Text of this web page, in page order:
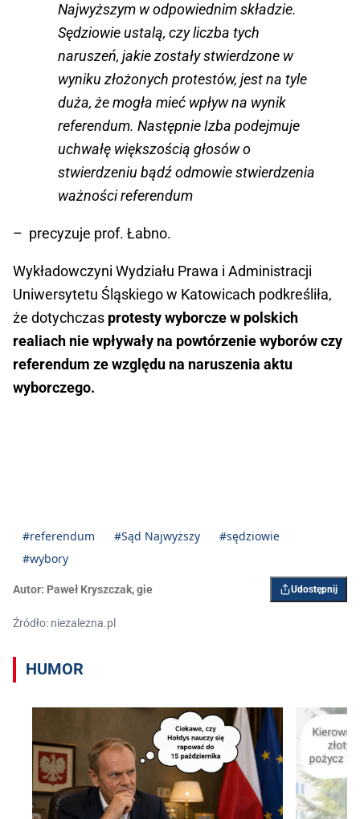
Najwyższym w odpowiednim składzie.
Sędziowie ustalą, czy liczba tych
naruszeń, jakie zostały stwierdzone w
wyniku złożonych protestów, jest na tyle
duża, że mogła mieć wpływ na wynik
referendum. Następnie Izba podejmuje
uchwałę większością głosów o
stwierdzeniu bądź odmowie stwierdzenia
ważności referendum
– precyzuje prof. Łabno.
Wykładowczyni Wydziału Prawa i Administracji
Uniwersytetu Śląskiego w Katowicach podkreśliła,
że dotychczas protesty wyborcze w polskich
realiach nie wpływały na powtórzenie wyborów czy
referendum ze względu na naruszenia aktu
wyborczego.
#referendum #Sąd Najwyższy
#sędziowie
#wybory
Autor: Paweł Kryszczak,gie Udostępnij
Źródło: niezalezna.pl
HUMOR